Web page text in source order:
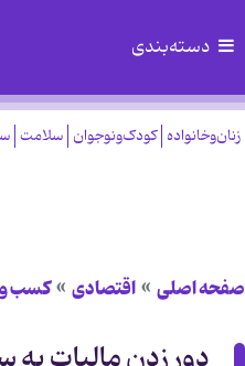
دسته‌بندی
زنان‌وخانواده کودک‌ونوجوان سلامت
صفحه اصلی اقتصادی کسب و